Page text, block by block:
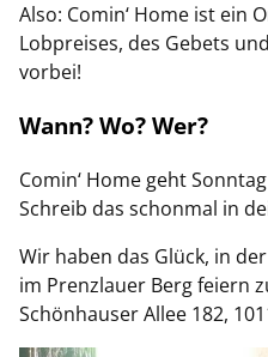
Also: Comin‘ Home ist ein
Lobpreises, des Gebets
vorbei!
Wann? Wo? Wer?
Comin‘ Home geht
Schreib das schonmal in
Wir haben das Glück, in
im Prenzlauer Berg feiern
Schönhauser Allee 182,